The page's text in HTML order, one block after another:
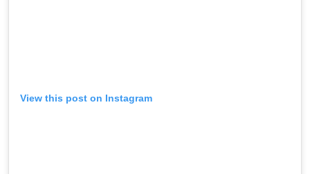
View this post on Instagram